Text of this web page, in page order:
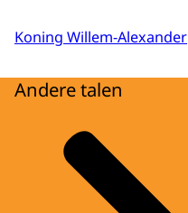
Koning Willem-Alexander
Andere talen